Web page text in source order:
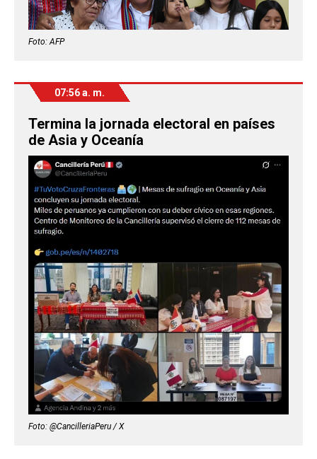
Foto: AFP
07:56 a. m.
Termina la jornada electoral en países
de Asia y Oceanía
Foto: @CancilleriaPeru / X